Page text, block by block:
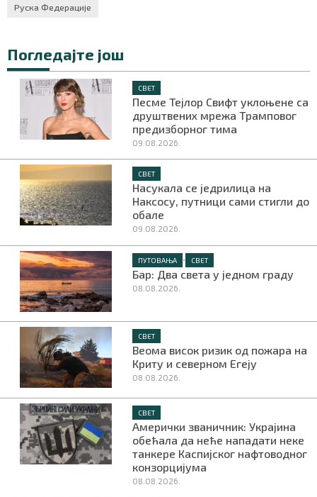
Руска Федерације
Погледајте још
СВЕТ
Песме Тејлор Свифт уклоњене са
друштвених мрежа Трамповог
предизборног тима
09.08.2026.
СВЕТ
Насукала се једрилица на
Наксосу, путници сами стигли до
обале
09.08.2026.
ПУТОВАЊА • СВЕТ
Бар: Два света у једном граду
08.08.2026.
СВЕТ
Веома висок ризик од пожара на
Криту и северном Егеју
08.08.2026.
СВЕТ
Амерички званичник: Украјина
обећала да неће нападати неке
танкере Каспијског нафтоводног
конзорцијума
08.08.2026.